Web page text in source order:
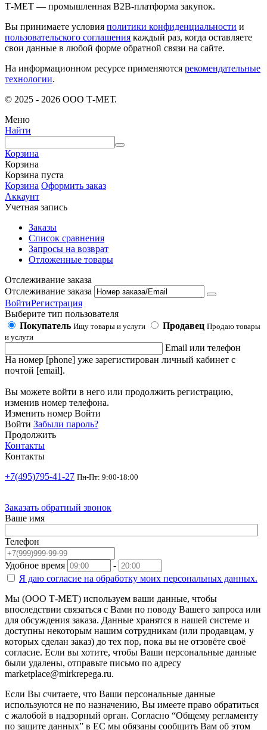
Т-МЕТ — промышленная B2B-платформа закупок.
Вы принимаете условия политики конфиденциальности и
пользовательского соглашения каждый раз, когда оставляете
свои данные в любой форме обратной связи на сайте.
На информационном ресурсе применяются рекомендательные
технологии.
© 2025 - 2026 ООО Т-МЕТ.
Меню
Найти
Корзина
Корзина
Корзина пуста
Корзина Оформить заказ
Аккаунт
Учетная запись
Заказы
Список сравнения
Запросы на возврат
Отложенные товары
Отслеживание заказа
Отслеживание заказа
ВойтиРегистрация
Выберите тип пользователя
Покупатель Ищу товары и услуги Продавец Продаю товары
и услуги
Email или телефон
На номер [phone] уже зарегистирован личный кабинет с
почтой [email].
Вы можете войти в него или продолжить регистрацию,
изменив номер телефона.
Изменить номер Войти
Войти Забыли пароль?
Продолжить
Контакты
Контакты
+7(495)795-41-27 Пн-Пт: 9:00-18:00
Заказать обратный звонок
Ваше имя
Телефон
Удобное время
-
Я даю согласие на обработку моих персональных данных.
Мы (ООО Т-МЕТ) используем ваши данные, чтобы
впоследствии связаться с Вами по поводу Вашего запроса или
для обсуждения заказа. Данные хранятся в нашей системе и
доступны некоторым нашим сотрудникам (или продавцам, у
которых сделан заказ) до тех пор, пока вы не отзовёте своё
согласие. Если вы хотите, чтобы Ваши персональные данные
были удалены, отправьте письмо по адресу
marketplace@mirkrepega.ru.
Если Вы считаете, что Ваши персональные данные
используются не по назначению, Вы имеете право обратиться
с жалобой в надзорный орган. Согласно “Общему регламенту
по защите данных” в ЕС мы обязаны сообщить Вам об этом